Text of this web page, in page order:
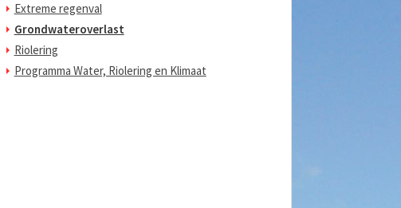
Extreme regenval
Grondwateroverlast
Riolering
Programma Water, Riolering en Klimaat